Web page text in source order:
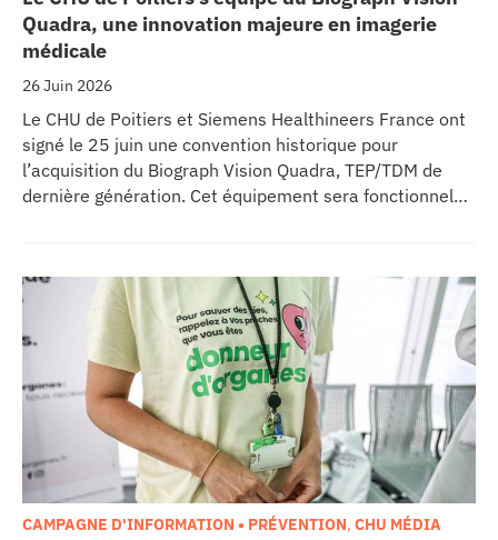
Quadra, une innovation majeure en imagerie
médicale
26 Juin 2026
Le CHU de Poitiers et Siemens Healthineers France ont
signé le 25 juin une convention historique pour
l’acquisition du Biograph Vision Quadra, TEP/TDM de
dernière génération. Cet équipement sera fonctionnel
l’excellence clinique et scientifique de l’établissement.
Ce projet représente un investissement de 9,5 millions
d’euros pour l’acquisition et l’installation de
l’équipement au cœur même du pôle régional de
cancérologie.
CAMPAGNE D'INFORMATION • PRÉVENTION, CHU MÉDIA